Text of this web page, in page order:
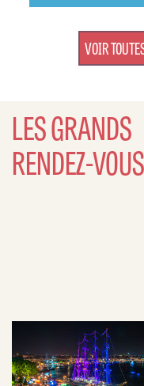
VOIR
LES GRANDS
RENDEZ-VOUS